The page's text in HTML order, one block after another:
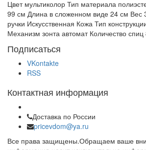
Цвет мультиколор Тип материала
99 см Длина в сложенном виде 24 см Вес
ручки Искусственная Кожа Тип
Механизм зонта автомат Количество
Подписаться
VKontakte
RSS
Контактная информация
Доставка по России
pricevdom@ya.ru
Все права защищены.Обращаем ваше